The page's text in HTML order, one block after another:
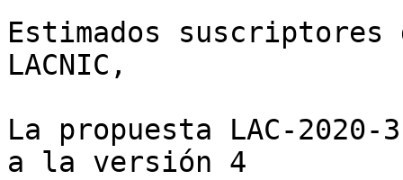
Estimados
LACNIC,
La propuesta LAC-
a la versión 4